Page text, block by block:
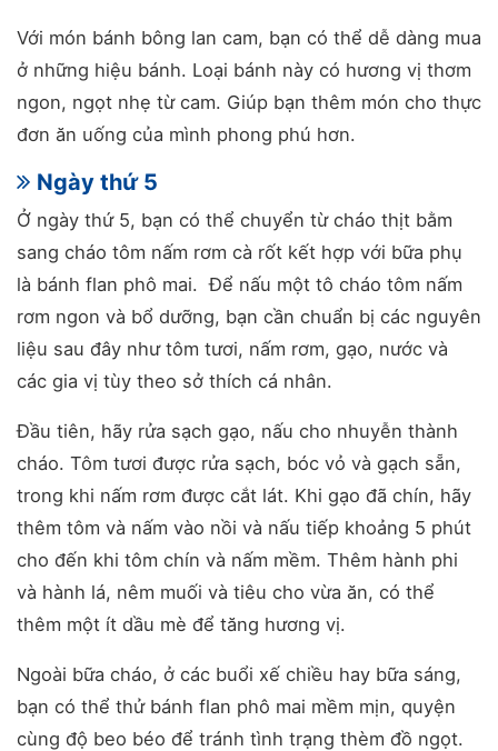
Với món bánh bông lan cam, bạn có thể dễ dàng mua
ở những hiệu bánh. Loại bánh này có hương vị thơm
ngon, ngọt nhẹ từ cam. Giúp bạn thêm món cho thực
đơn ăn uống của mình phong phú hơn.
Ngày thứ 5
Ở ngày thứ 5, bạn có thể chuyển từ cháo thịt bằm
sang cháo tôm nấm rơm cà rốt kết hợp với bữa phụ
là bánh flan phô mai. Để nấu một tô cháo tôm nấm
rơm ngon và bổ dưỡng, bạn cần chuẩn bị các nguyên
liệu sau đây như tôm tươi, nấm rơm, gạo, nước và
các gia vị tùy theo sở thích cá nhân.
Đầu tiên, hãy rửa sạch gạo, nấu cho nhuyễn thành
cháo. Tôm tươi được rửa sạch, bóc vỏ và gạch sẵn,
trong khi nấm rơm được cắt lát. Khi gạo đã chín, hãy
thêm tôm và nấm vào nồi và nấu tiếp khoảng 5 phút
cho đến khi tôm chín và nấm mềm. Thêm hành phi
và hành lá, nêm muối và tiêu cho vừa ăn, có thể
thêm một ít dầu mè để tăng hương vị.
Ngoài bữa cháo, ở các buổi xế chiều hay bữa sáng,
bạn có thể thử bánh flan phô mai mềm mịn, quyện
cùng độ beo béo để tránh tình trạng thèm đồ ngọt.